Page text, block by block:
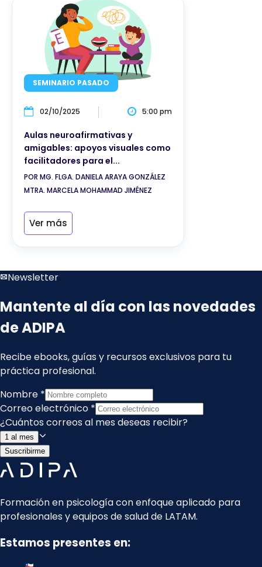
SEMINARIO PASADO
02/10/2025 5:00 pm
Aulas neuroafirmativas y
amigables: apoyos visuales como
facilitadores para el...
POR MG. FLGA. DANIELA ARAYA GONZÁLEZ
MTRA. MARCELA MOHAMMAD JIMÉNEZ
Ver más